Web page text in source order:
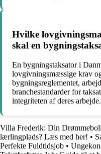
Hvilke
skal en
En bygningstaksator i
lovgivningsmæssige krav
bygningsreglementet,
branchestandarder for
integriteten af deres arbejde.
Villa Frederik: Din
lærlingplads? Læs med her! •
Perfekte Fuldtidsjob •